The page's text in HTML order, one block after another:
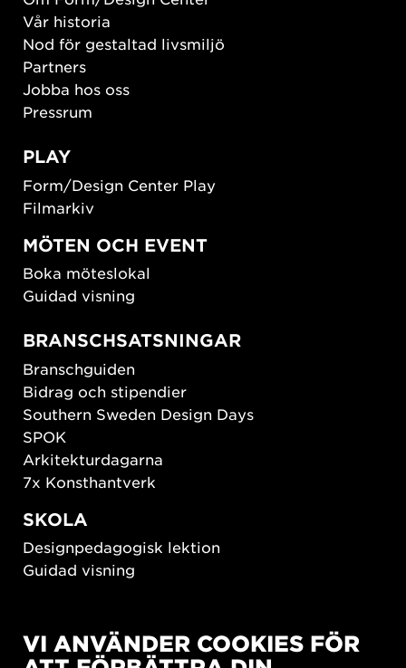
Vår historia
Nod för gestaltad livsmiljö
Partners
Jobba hos oss
Pressrum
PLAY
Form/Design Center Play
Filmarkiv
MÖTEN OCH EVENT
Boka möteslokal
Guidad visning
BRANSCHSATSNINGAR
Branschguiden
Bidrag och stipendier
Southern Sweden Design Days
SPOK
Arkitekturdagarna
7x Konsthantverk
SKOLA
Designpedagogisk lektion
Guidad visning
New European Bauhaus
VI ANVÄNDER COOKIES FÖR